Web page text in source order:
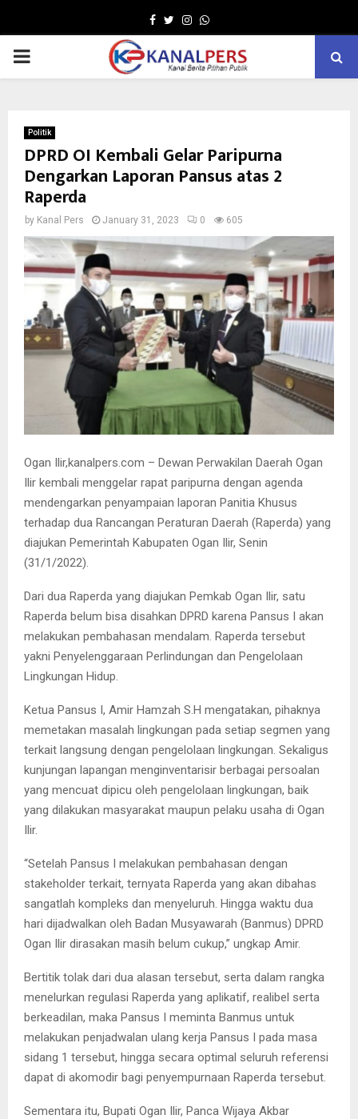
Facebook
TwitterInstagram
Whatsapp
PRIMARY
Politik
DPRD OI Kembali Gelar Paripurna
Dengarkan Laporan Pansus atas 2
Raperda
by Kanal Pers January 31, 2023 0 605
Ogan Ilir,kanalpers.com – Dewan Perwakilan Daerah Ogan
Ilir kembali menggelar rapat paripurna dengan agenda
mendengarkan penyampaian laporan Panitia Khusus
terhadap dua Rancangan Peraturan Daerah (Raperda) yang
diajukan Pemerintah Kabupaten Ogan Ilir, Senin
(31/1/2022).
Dari dua Raperda yang diajukan Pemkab Ogan Ilir, satu
Raperda belum bisa disahkan DPRD karena Pansus I akan
melakukan pembahasan mendalam. Raperda tersebut
yakni Penyelenggaraan Perlindungan dan Pengelolaan
Lingkungan Hidup.
Ketua Pansus I, Amir Hamzah S.H mengatakan, pihaknya
memetakan masalah lingkungan pada setiap segmen yang
terkait langsung dengan pengelolaan lingkungan. Sekaligus
kunjungan lapangan menginventarisir berbagai persoalan
yang mencuat dipicu oleh pengelolaan lingkungan, baik
yang dilakukan masyarakat maupun pelaku usaha di Ogan
Ilir.
“Setelah Pansus I melakukan pembahasan dengan
stakeholder terkait, ternyata Raperda yang akan dibahas
sangatlah kompleks dan menyeluruh. Hingga waktu dua
hari dijadwalkan oleh Badan Musyawarah (Banmus) DPRD
Ogan Ilir dirasakan masih belum cukup,” ungkap Amir.
Bertitik tolak dari dua alasan tersebut, serta dalam rangka
menelurkan regulasi Raperda yang aplikatif, realibel serta
berkeadilan, maka Pansus I meminta Banmus untuk
melakukan penjadwalan ulang kerja Pansus I pada masa
sidang 1 tersebut, hingga secara optimal seluruh referensi
dapat di akomodir bagi penyempurnaan Raperda tersebut.
Sementara itu, Bupati Ogan Ilir, Panca Wijaya Akbar